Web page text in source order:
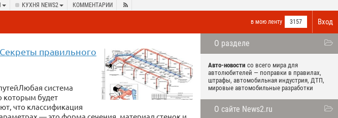
КУХНЯ NEWS2 КОММЕНТАРИИ 
Вход
в мою ленту 3157
О разделе
Авто-новости со всего мира для
автолюбителей — поправки в правилах,
штрафы, автомобильная индустрия, ДТП,
мировые автомобильные разработки
О сайте News2.ru
правильного
система
которым будет
что классификация